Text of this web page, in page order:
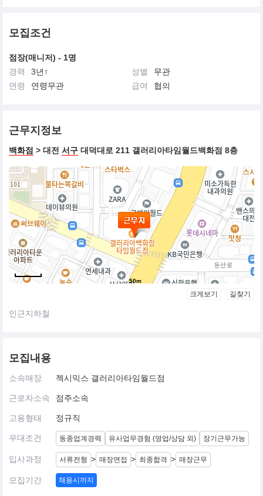
모집조건
점장(매니저) - 1명
경력
3년↑ 성별
무관
연령
연령무관 급여 협의
근무지정보
백화점 > 대전 서구 대덕대로 211 갤러리아타임월드백화점 8층
50m
크게보기 길찾기
인근지하철
모집내용
소속매장 젝시믹스 갤러리아타임월드점
근로자소속 점주소속
고용형태 정규직
우대조건 동종업계경력 유사업무경험 (영업/상담 외) 장기근무가능
입사과정 서류전형 > 매장면접 > 최종합격 > 매장근무
모집기간 채용시까지